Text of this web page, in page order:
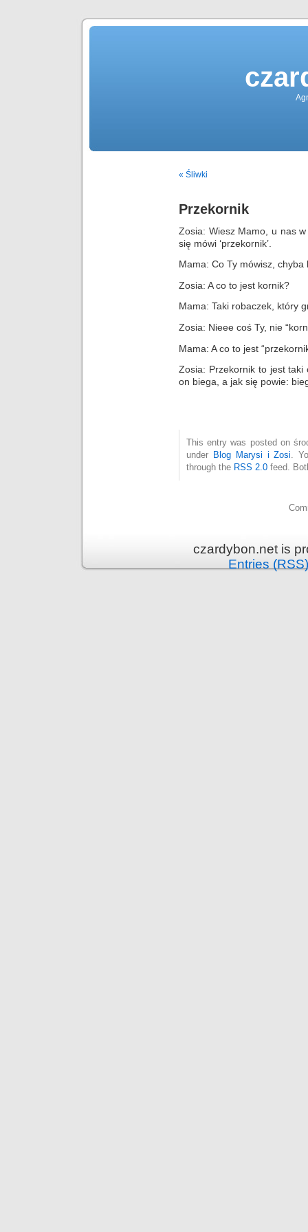
« Śliwki
Przekornik
Zosia: Wiesz Mamo, u nas
się mówi ‘przekornik’.
Mama: Co Ty mówisz, chyba
Zosia: A co to jest kornik?
Mama: Taki robaczek, który
Zosia: Nieee coś Ty, nie
Mama: A co to jest
Zosia: Przekornik to jest taki
on biega, a jak się powie:
This entry was posted on
under Blog Marysi i Zosi .
through the RSS 2.0 feed.
czardybon.net is
Entries (RSS)